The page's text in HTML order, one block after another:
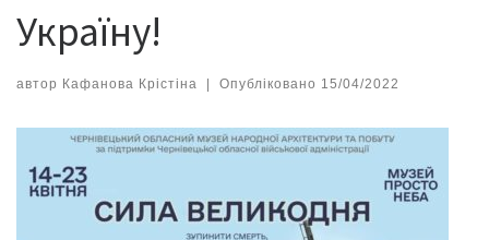
Україну!
автор Кафанова Крістіна | Опубліковано 15/04/2022